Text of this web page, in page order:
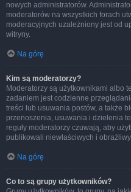
nowych administratorów.
moderatorów na wszystkich forach
moderacyjnych uzależniony jest od
witryny.
Na górę
Kim są moderatorzy?
Moderatorzy są użytkownikami albo
zadaniem jest codzienne
treści lub usuwania postów, a także
przenoszenia, usuwania i dzielenia
reguły moderatorzy czuwają, aby
publikowali niewłaściwych i
Na górę
Co to są grupy użytkowników?